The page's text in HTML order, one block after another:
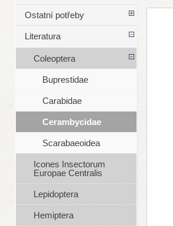
Ostatní potřeby
Literatura
Coleoptera
Buprestidae
Carabidae
Cerambycidae
Scarabaeoidea
Icones Insectorum
Europae Centralis
Lepidoptera
Hemiptera